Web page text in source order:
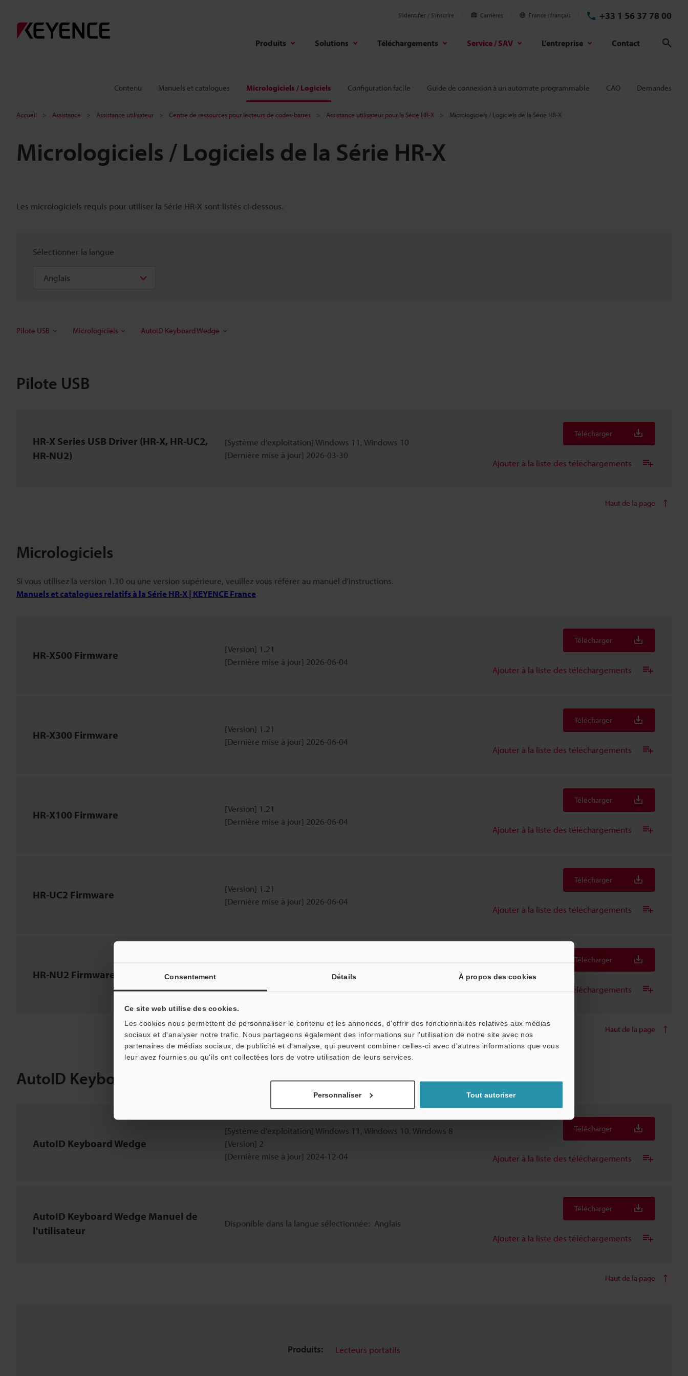
Consentement Détails À propos des cookies
Ce site web utilise des cookies.
Les cookies nous permettent de personnaliser le contenu et les annonces, d'offrir des fonctionnalités relatives aux médias
sociaux et d'analyser notre trafic. Nous partageons également des informations sur l'utilisation de notre site avec nos
partenaires de médias sociaux, de publicité et d'analyse, qui peuvent combiner celles-ci avec d'autres informations que vous
leur avez fournies ou qu'ils ont collectées lors de votre utilisation de leurs services.
Personnaliser Tout autoriser
S'identifier / S’inscrire Carrières France français +33 1 56 37 78 00
Produits Solutions Téléchargements Service / SAV L'entreprise Contact
Contenu Manuels et catalogues Micrologiciels / Logiciels Configuration facile Guide de connexion à un automate programmable CAO Demandes
Accueil Assistance Assistance utilisateur Centre de ressources pour lecteurs de codes-barres Assistance utilisateur pour la Série HR-X Micrologiciels / Logiciels de la Série HR-X
Micrologiciels / Logiciels de la Série HR-X
Les micrologiciels requis pour utiliser la Série HR-X sont listés ci-dessous.
Sélectionner la langue
Pilote USB Micrologiciels AutoID Keyboard Wedge
Pilote USB
HR-X Series USB Driver (HR-X, HR-UC2,
HR-NU2)
[Système d'exploitation] Windows 11, Windows 10
[Dernière mise à jour] 2026-03-30
Télécharger
Ajouter à la liste des téléchargements
Haut de la page
Micrologiciels
Si vous utilisez la version 1.10 ou une version supérieure, veuillez vous référer au manuel d'instructions.
Manuels et catalogues relatifs à la Série HR-X | KEYENCE France
HR-X500 Firmware
[Version] 1.21
[Dernière mise à jour] 2026-06-04
Télécharger
Ajouter à la liste des téléchargements
HR-X300 Firmware
[Version] 1.21
[Dernière mise à jour] 2026-06-04
Télécharger
Ajouter à la liste des téléchargements
HR-X100 Firmware
[Version] 1.21
[Dernière mise à jour] 2026-06-04
Télécharger
Ajouter à la liste des téléchargements
HR-UC2 Firmware
[Version] 1.21
[Dernière mise à jour] 2026-06-04
Télécharger
Ajouter à la liste des téléchargements
HR-NU2 Firmware
[Dernière mise à jour] 2026-06-04
Télécharger
Ajouter à la liste des téléchargements
Haut de la page
AutoID Keyboard Wedge
AutoID Keyboard Wedge
[Système d'exploitation] Windows 11, Windows 10, Windows 8
[Version] 2
[Dernière mise à jour] 2024-12-04
Télécharger
Ajouter à la liste des téléchargements
AutoID Keyboard Wedge Manuel de
l'utilisateur
Disponible dans la langue sélectionnée: Anglais
Télécharger
Ajouter à la liste des téléchargements
Haut de la page
Produits: Lecteurs portatifs